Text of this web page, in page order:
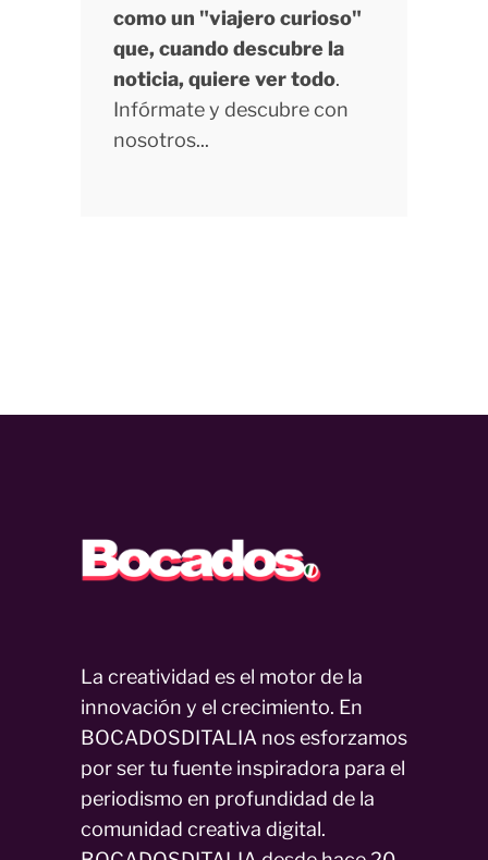
como un "viajero curioso"
que, cuando descubre la
noticia, quiere ver todo.
Infórmate y descubre con
nosotros...
La creatividad es el motor de la
innovación y el crecimiento. En
BOCADOSDITALIA nos esforzamos
por ser tu fuente inspiradora para el
periodismo en profundidad de la
comunidad creativa digital.